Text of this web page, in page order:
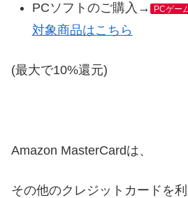
PCソフトのご購入→
PCゲー
対象商品はこちら
(最大で10%還元)
Amazon MasterCardは、
その他のクレジットカードを